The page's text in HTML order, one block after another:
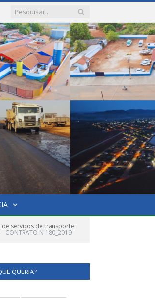
de serviços de transporte
CONTRATO N 180_2019
QUERIA?